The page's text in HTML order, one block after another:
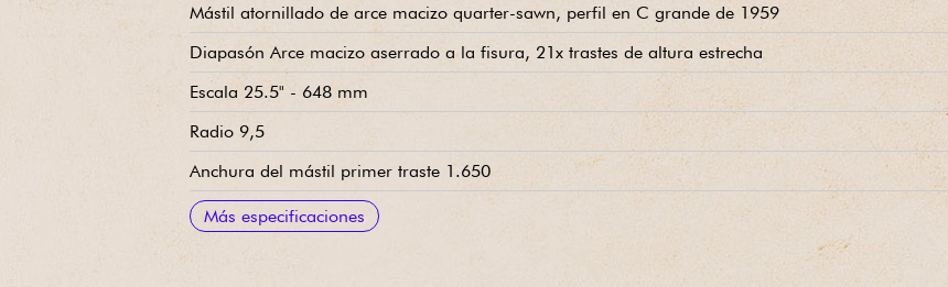
Mástil atornillado de arce macizo quarter-sawn, perfil en C grande de 1959
Diapasón Arce macizo aserrado a la fisura, 21x trastes de altura estrecha
Escala 25.5" - 648 mm
Radio 9,5
Anchura del mástil primer traste 1.650
Anchura del mástil último traste 2.200
Grosor del mástil 1er traste .850
Grosor del mástil 12º traste .990
Pastillas de bobina simple Fender Custom Shop Hand-wound '58
Cableado Telecaster moderno
Volumen maestro
Tono Master
Selector de pastillas de 3 posiciones
Puente Fender Custom Shop de estilo vintage
Clavijas de afinación vintage Fender Custom Shop
Barniz de nitrocelulosa
Se vende con estuche rígido Fender Custom Shop Deluxe marrón (interior amarillo), correa y COA
Más especificaciones